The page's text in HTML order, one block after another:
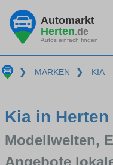
Automarkt
Herten.de
Autos einfach finden
❯ MARKEN ❯ KIA
Kia in
Modellwelten,
Angebote